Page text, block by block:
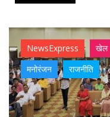
NewsExpress खेल
मनोरंजन
राजनीति